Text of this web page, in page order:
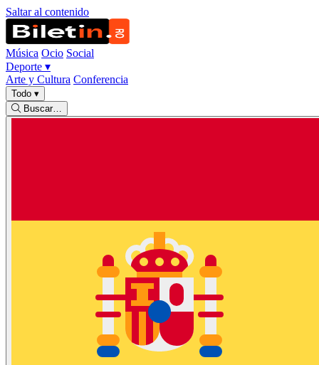
Saltar al contenido
Música Ocio Social
Deporte ▾
Arte y Cultura Conferencia
Todo ▾
Buscar…